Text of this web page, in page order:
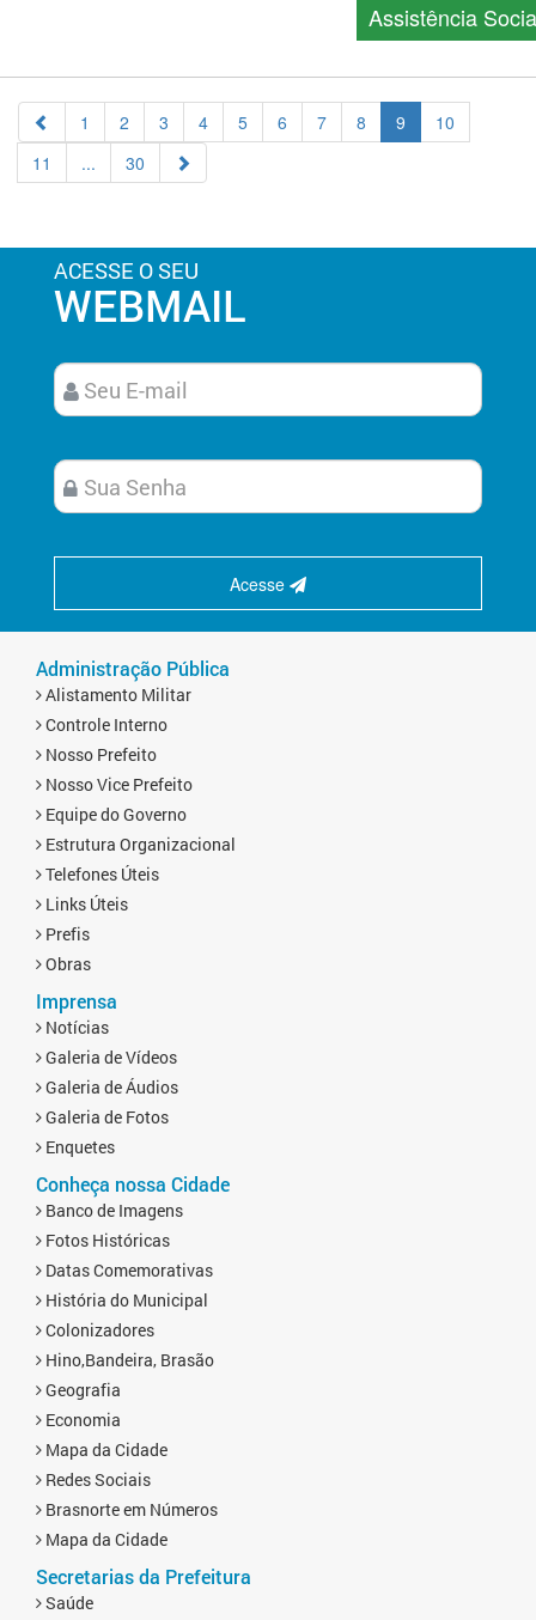
Assistência
1 2 3 4 5 6 7 8 9
10
11
... 30
ACESSE O SEU
WEBMAIL
Acesse
Administração Pública
Alistamento Militar
Controle Interno
Nosso Prefeito
Nosso Vice Prefeito
Equipe do Governo
Estrutura Organizacional
Telefones Úteis
Links Úteis
Prefis
Obras
Imprensa
Notícias
Galeria de Vídeos
Galeria de Áudios
Galeria de Fotos
Enquetes
Conheça nossa Cidade
Banco de Imagens
Fotos Históricas
Datas Comemorativas
História do Municipal
Colonizadores
Hino,Bandeira, Brasão
Geografia
Economia
Mapa da Cidade
Redes Sociais
Brasnorte em Números
Mapa da Cidade
Secretarias da Prefeitura
Saúde